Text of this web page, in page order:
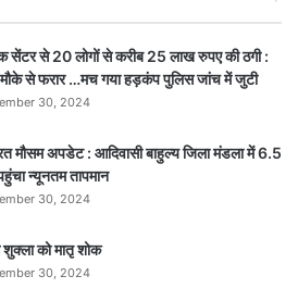
सेंटर से 20 लोगों से करीब 25 लाख रुपए की ठगी :
मौके से फरार …मच गया हड़कंप पुलिस जांच में जुटी
30, 2024
मौसम अपडेट : आदिवासी बाहुल्य जिला मंडला में 6.5
न्यूनतम तापमान
30, 2024
शुक्ला को मातृ शोक
30, 2024